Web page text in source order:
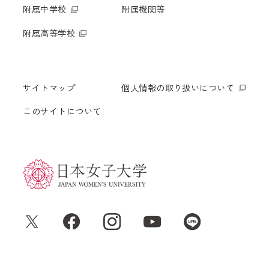
附属中学校
附属高等学校
附属機関等
サイトマップ
このサイトについて
個人情報の取り扱いについて